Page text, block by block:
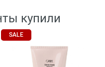
купили
SALE